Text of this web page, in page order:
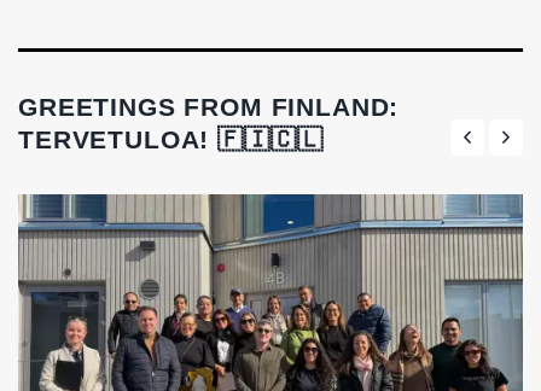
GREETINGS FROM FINLAND:
TERVETULOA! 🇫🇮🇨🇱